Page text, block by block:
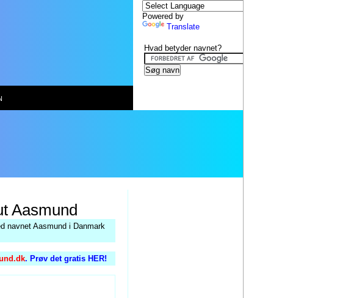
Aasmund
navnet Aasmund i Danmark
. Prøv det gratis HER!
Powered by
Translate
Hvad betyder navnet?